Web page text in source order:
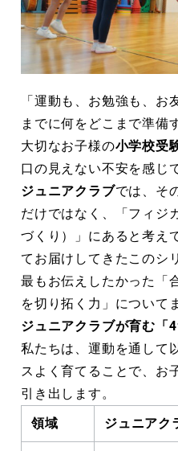
「運動も、お勉強も、
までに何をどこまで準備
大切なお子様の小学校受
口の見えない不安を感じ
ジュニアクラブでは、そ
だけではなく、「フィジ
づくり）」にあると考え
てお届けしてきたこのシ
最もお伝えしたかった「
を切り拓く力」について
ジュニアクラブが育む「4
私たちは、運動を通して
スよく育てることで、お
引き出します。
領域
ジュニアク